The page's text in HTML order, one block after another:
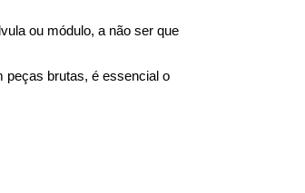
ou módulo, a não ser que
peças brutas, é essencial o